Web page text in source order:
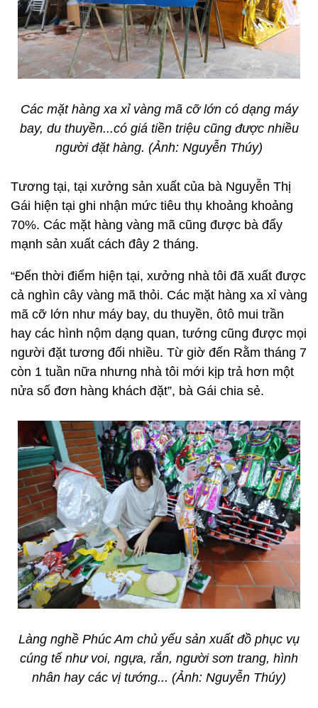
Các mặt hàng xa xỉ vàng mã cỡ lớn có dạng máy
bay, du thuyền...có giá tiền triệu cũng được nhiều
người đặt hàng. (Ảnh: Nguyễn Thúy)
Tương tại, tại xưởng sản xuất của bà Nguyễn Thị
Gái hiện tại ghi nhận mức tiêu thụ khoảng khoảng
70%. Các mặt hàng vàng mã cũng được bà đẩy
mạnh sản xuất cách đây 2 tháng.
“Đến thời điểm hiện tại, xưởng nhà tôi đã xuất được
cả nghìn cây vàng mã thỏi. Các mặt hàng xa xỉ vàng
mã cỡ lớn như máy bay, du thuyền, ôtô mui trần
hay các hình nộm dạng quan, tướng cũng được mọi
người đặt tương đối nhiều. Từ giờ đến Rằm tháng 7
còn 1 tuần nữa nhưng nhà tôi mới kịp trả hơn một
nửa số đơn hàng khách đặt”, bà Gái chia sẻ.
Làng nghề Phúc Am chủ yếu sản xuất đồ phục vụ
cúng tế như voi, ngựa, rắn, người sơn trang, hình
nhân hay các vị tướng... (Ảnh: Nguyễn Thúy)